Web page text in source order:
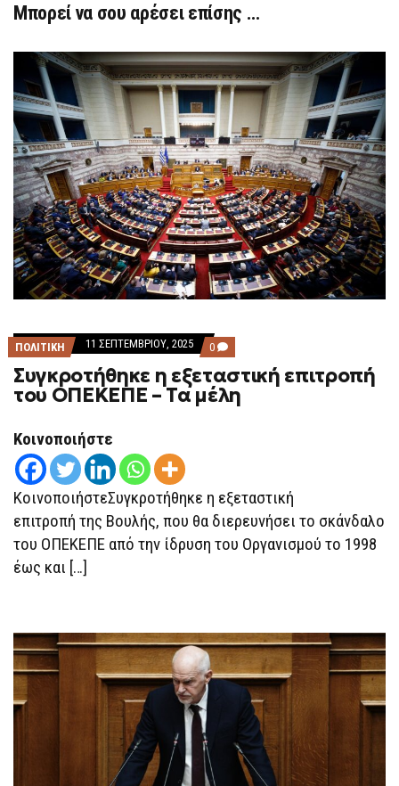
Μπορεί να σου αρέσει επίσης …
ΠΟΛΙΤΙΚΗ 11 ΣΕΠΤΕΜΒΡΊΟΥ, 2025 0 COMMENTS
ON
ΣΥΓΚΡΟΤΉΘΗΚΕ
Η
ΕΞΕΤΑΣΤΙΚΉ
Συγκροτήθηκε η εξεταστική επιτροπή
του ΟΠΕΚΕΠΕ – Τα μέλη
Κοινοποιήστε
ΚοινοποιήστεΣυγκροτήθηκε η εξεταστική
επιτροπή της Βουλής, που θα διερευνήσει το σκάνδαλο
του ΟΠΕΚΕΠΕ από την ίδρυση του Οργανισμού το 1998
έως και […]